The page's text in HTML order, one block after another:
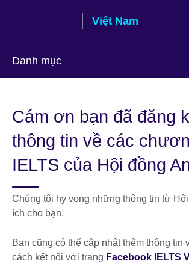
Việt Nam
Danh mục
language
Cám ơn bạn đã đăng
thông tin về các
IELTS của Hội đồng
Chúng tôi hy vọng những thông tin từ
ích cho bạn.
Bạn cũng có thể cập nhật thêm thông tin
cách kết nối với trang Facebook IELTS